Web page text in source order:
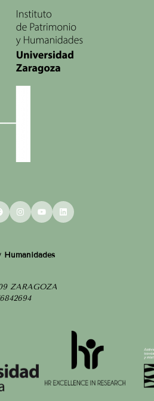
FacebookInstagram
YouTubeLinkedIn
ZARAGOZA